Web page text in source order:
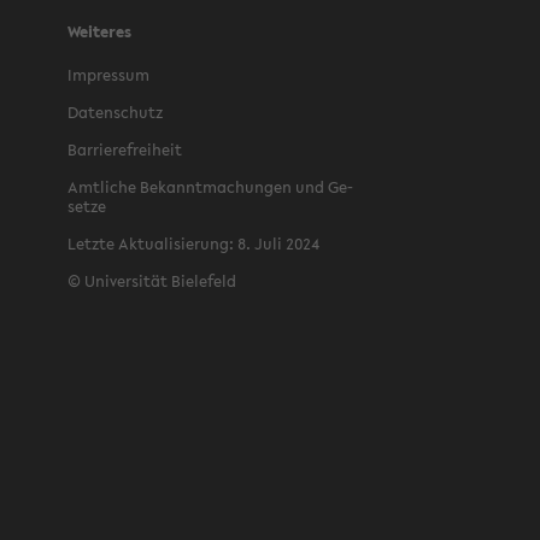
Weiteres
Im­pres­sum
Da­ten­schutz
Bar­rie­re­frei­heit
Amt­li­che Be­kannt­ma­chun­gen und Ge­
set­ze
Letz­te Ak­tua­li­sie­rung: 8. Juli 2024
© Uni­ver­si­tät Bie­le­feld